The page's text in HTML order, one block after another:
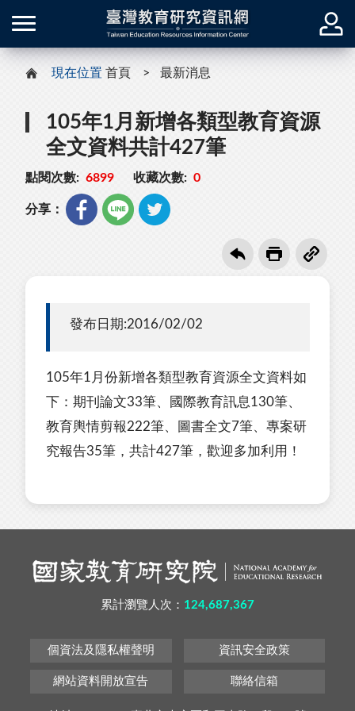
現在位置 首頁 最新消息
105年1月新增各類型教育資源
全文資料共計427筆
點閱次數: 6899 收藏次數: 0
分享：
發布日期:2016/02/02
105年1月份新增各類型教育資源全文資料如
下：期刊論文33筆、國際教育訊息130筆、
教育輿情剪報222筆、圖書全文7筆、專案研
究報告35筆，共計427筆，歡迎多加利用！
累計瀏覽人次： 124,687,367
個資法及隱私權聲明 資訊安全政策
網站資料開放宣告 聯絡信箱